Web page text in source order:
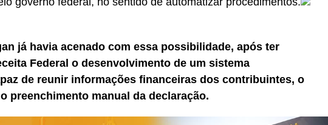
já havia acenado com essa possibilidade, após ter
Federal o desenvolvimento de um sistema
de reunir informações financeiras dos contribuintes, o
preenchimento manual da declaração.